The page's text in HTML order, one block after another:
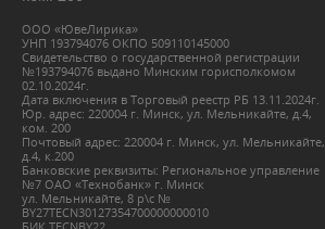
ООО «ЮвеЛирика»
УНП 193794076 ОКПО 509110145000
Свидетельство о государственной регистрации
№193794076 выдано Минским горисполкомом
02.10.2024г.
Дата включения в Торговый реестр РБ 13.11.2024г.
Юр. адрес: 220004 г. Минск, ул. Мельникайте, д.4,
ком. 200
Почтовый адрес: 220004 г. Минск, ул. Мельникайте,
д.4, к.200
Банковские реквизиты: Региональное управление
№7 ОАО «Технобанк» г. Минск
ул. Мельникайте, 8 р\с №
BY27ТЕСN30127354700000000010